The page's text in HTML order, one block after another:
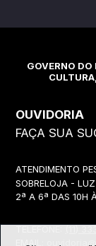
GOVERNO DO
OUVIDORIA
FAÇA SUA
ATENDIMENTO
SOBRELOJA -
2ª A 6ª DAS 10H
EMAIL: